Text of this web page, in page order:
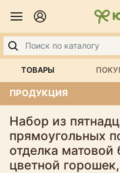
ТОВАРЫ
ПРОДУКЦИЯ
Набор из
прямоугольных
отделка
цветной